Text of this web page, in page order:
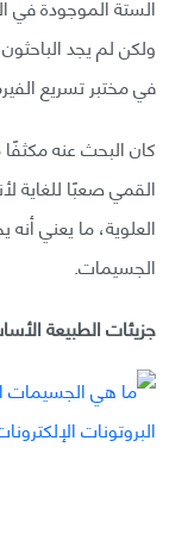
في مختبر تسريع
كان البحث عنه
العلوية، ما يعني
الجسيمات.
جزيئات الطبيعة